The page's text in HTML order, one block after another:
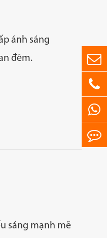
ánh sáng
đêm.
sáng mạnh mẽ